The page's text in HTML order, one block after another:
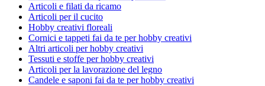
Articoli e filati da ricamo
Articoli per il cucito
Hobby creativi floreali
Cornici e tappeti fai da te per hobby creativi
Altri articoli per hobby creativi
Tessuti e stoffe per hobby creativi
Articoli per la lavorazione del legno
Candele e saponi fai da te per hobby creativi